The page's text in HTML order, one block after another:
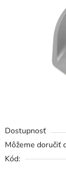
Dostupnosť
Môžeme doručiť
Kód: